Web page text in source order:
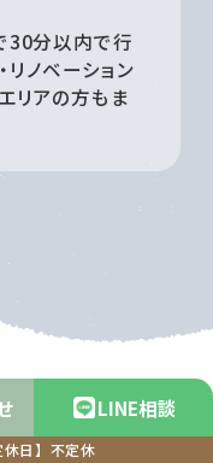
LINE相談
休日】不定休
30分以内で行
リノベーション
リアの方もま